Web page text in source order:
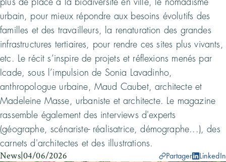
plus de place à la biodiversité en ville, le nomadisme
urbain, pour mieux répondre aux besoins évolutifs des
familles et des travailleurs, la renaturation des grandes
infrastructures tertiaires, pour rendre ces sites plus vivants,
etc. Le récit s’inspire de projets et réflexions menés par
Icade, sous l’impulsion de Sonia Lavadinho,
anthropologue urbaine, Maud Caubet, architecte et
Madeleine Masse, urbaniste et architecte. Le magazine
rassemble également des interviews d'experts
(géographe, scénariste- réalisatrice, démographe...), des
carnets d'architectes et des illustrations.
News|04/06/2026 Partager LinkedIn